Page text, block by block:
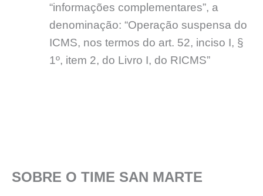
“informações complementares”, a
denominação: “Operação suspensa do
ICMS, nos termos do art. 52, inciso I, §
1º, item 2, do Livro I, do RICMS”
SOBRE O TIME SAN MARTE